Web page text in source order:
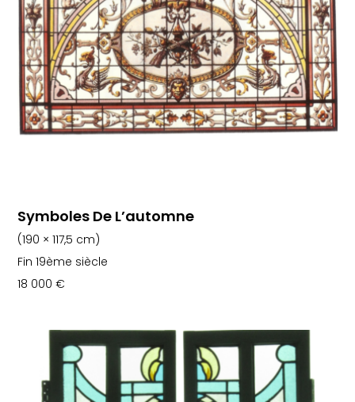
Symboles De L’automne
(190 × 117,5 cm)
Fin 19ème siècle
18 000€